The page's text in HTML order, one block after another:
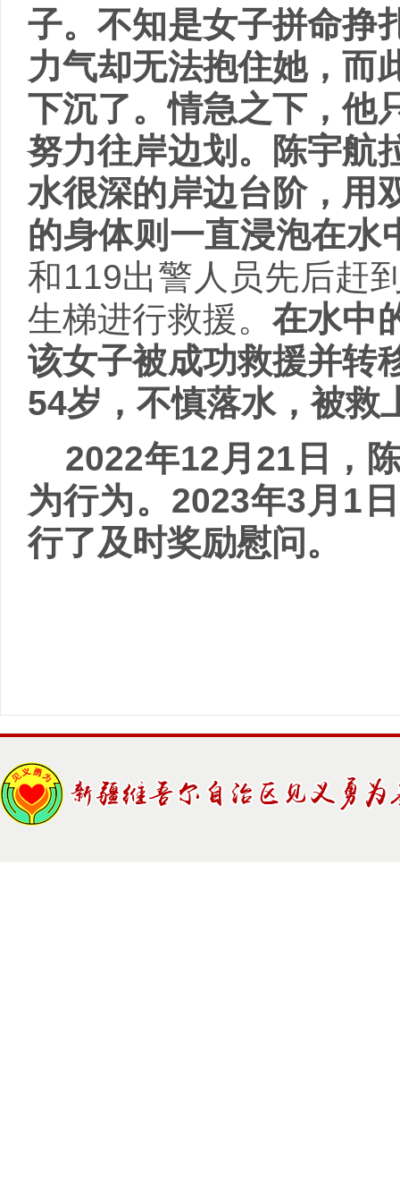
子。不知是女子拼命挣
力气却无法抱住她，而
下沉了。情急之下，他
努力往岸边划。陈宇航
水很深的岸边台阶，用
的身体则一直浸泡在水
和119出警人员先后赶
生梯进行救援。在水中
该女子被成功救援并转
54岁，不慎落水，被救
2022年12 月 21 日，
为行为。 2023年3月 1
行了及时奖励慰问。